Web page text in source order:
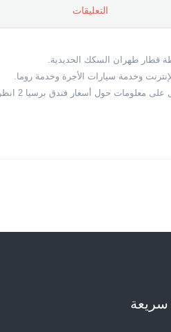
التعليقات
حول أسعار فندق برسيا 2 انظر هذه الصفحة.
سریعة